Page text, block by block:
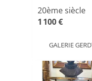
20ème siècle
1 100 €
GALERIE